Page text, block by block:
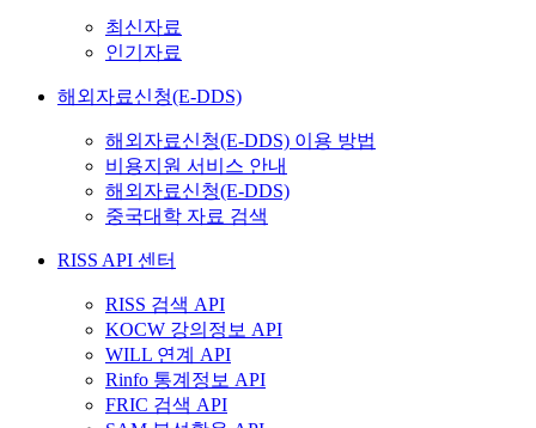
최신자료
인기자료
해외자료신청(E-DDS)
해외자료신청(E-DDS) 이용 방법
비용지원 서비스 안내
해외자료신청(E-DDS)
중국대학 자료 검색
RISS API 센터
RISS 검색 API
KOCW 강의정보 API
WILL 연계 API
Rinfo 통계정보 API
FRIC 검색 API